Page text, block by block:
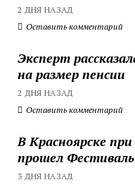
2 ДНЯ НАЗАД
Оставить комментарий
Эксперт
на размер пенсии
2 ДНЯ НАЗАД
Оставить комментарий
В Красноярске
прошел
3 ДНЯ НАЗАД